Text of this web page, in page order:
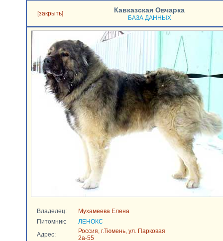
[закрыть] Кавказская Овчарка
БАЗА ДАННЫХ
Владелец:
Мухамеева Елена
Питомник:
ЛЕНОКС
Адрес:
Россия, г.Тюмень, ул. Парковая
2а-55